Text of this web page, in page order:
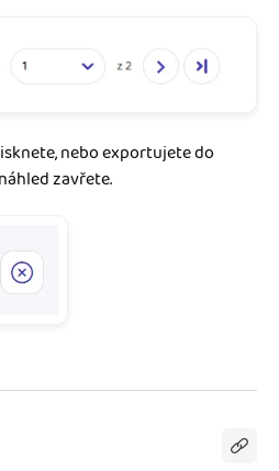
nebo exportujete do
zavřete.